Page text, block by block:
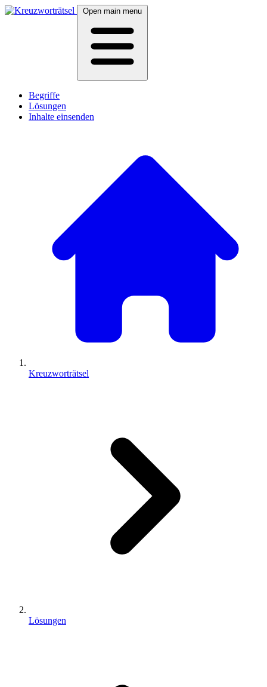
Open main menu
Begriffe
Lösungen
Inhalte einsenden
Kreuzworträtsel
Lösungen